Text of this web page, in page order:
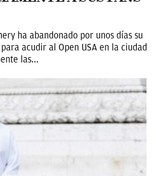
ha abandonado por unos días su
acudir al Open USA en la ciudad
las...